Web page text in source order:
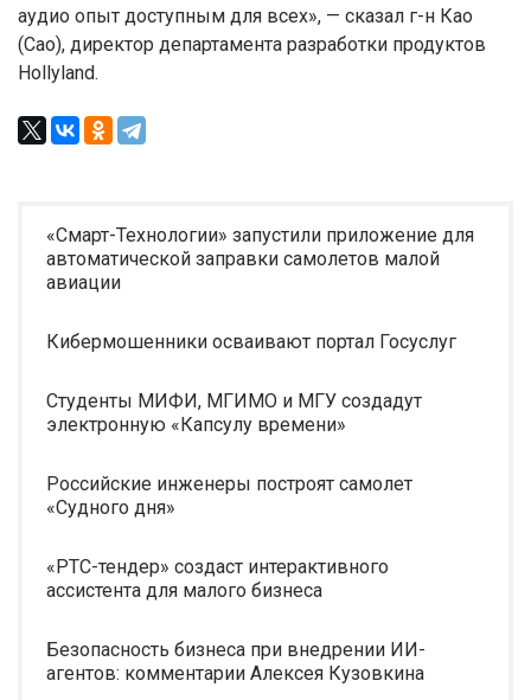
аудио опыт доступным для всех», — сказал г-н Као
(Cao), директор департамента разработки продуктов
Hollyland.
«Смарт-Технологии» запустили приложение для
автоматической заправки самолетов малой
авиации
Кибермошенники осваивают портал Госуслуг
Студенты МИФИ, МГИМО и МГУ создадут
электронную «Капсулу времени»
Российские инженеры построят самолет
«Судного дня»
«РТС-тендер» создаст интерактивного
ассистента для малого бизнеса
Безопасность бизнеса при внедрении ИИ-
агентов: комментарии Алексея Кузовкина